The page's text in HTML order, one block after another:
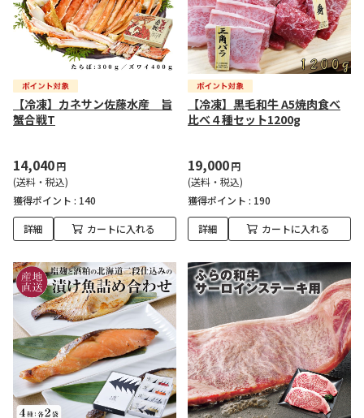
【冷凍】カネサン佐藤水産 旨
蟹合戦T
14,040円
(送料・税込)
獲得ポイント : 140
詳細 カートに入れる
【冷凍】黒毛和牛 A5焼肉食べ
比べ４種セット1200g
19,000円
(送料・税込)
獲得ポイント : 190
詳細 カートに入れる